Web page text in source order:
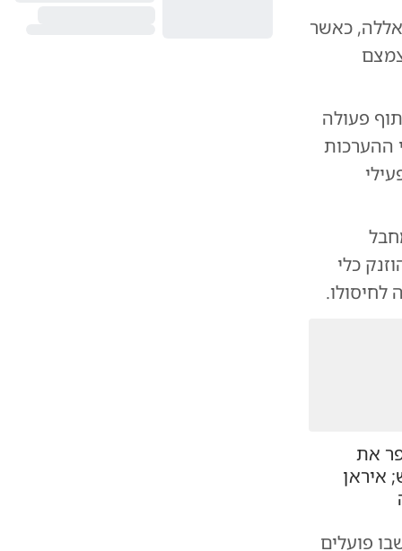
כאשר
צוות הקרב של חטיבה 551, בשיתוף פעולה
ההערכות
70 מטרות שונות, ובמקביל חוסלו יותר מ-30 פעילי
כלי
לחיסולו.
את
איראן
פועלים